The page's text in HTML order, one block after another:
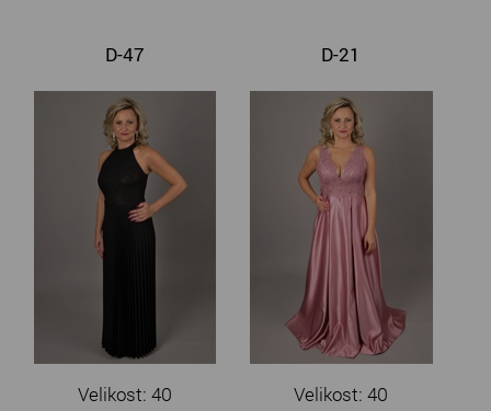
D-47
Velikost: 40
D-21
Velikost: 40